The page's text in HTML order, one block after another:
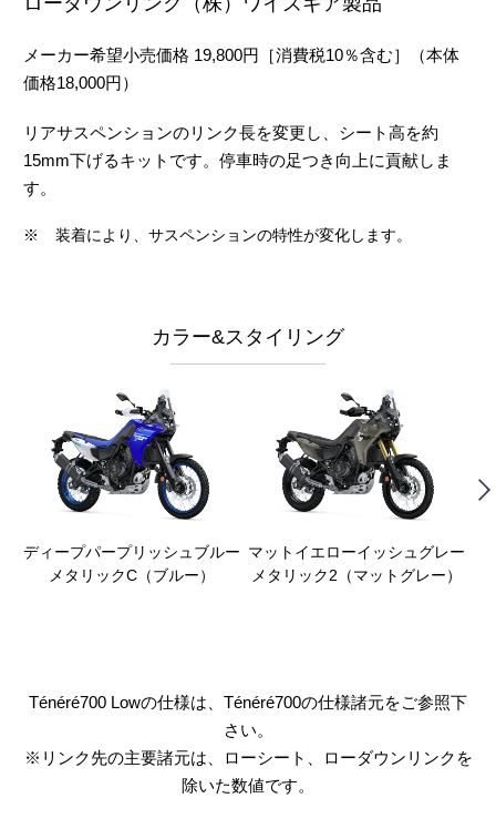
メーカー希望小売価格 19,800円［消費税10％含む］（本体
価格18,000円）
リアサスペンションのリンク長を変更し、シート高を約
15mm下げるキットです。停車時の足つき向上に貢献しま
す。
※ 装着により、サスペンションの特性が変化します。
カラー&スタイリング
ディープパープリッシュブルー
メタリックC（ブルー）
マットイエローイッシュグレー
メタリック2（マットグレー）
Ténéré700 Lowの仕様は、Ténéré700の仕様諸元をご参照下
さい。
※リンク先の主要諸元は、ローシート、ローダウンリンクを
除いた数値です。